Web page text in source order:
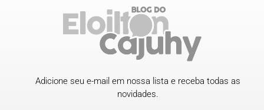
Adicione seu e-mail em nossa lista e receba todas as
novidades.